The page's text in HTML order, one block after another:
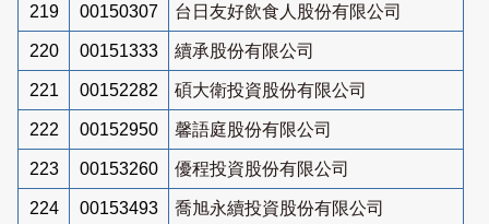
219 00150307 台日友好飲食人股份有限公司
220 00151333 續承股份有限公司
221 00152282 碩大衛投資股份有限公司
222 00152950 馨語庭股份有限公司
223 00153260 優程投資股份有限公司
224 00153493 喬旭永續投資股份有限公司